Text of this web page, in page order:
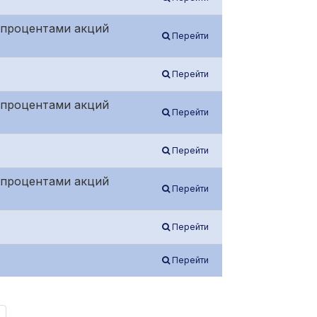
акций
Перейти
Перейти
акций
Перейти
Перейти
акций
Перейти
Перейти
Перейти